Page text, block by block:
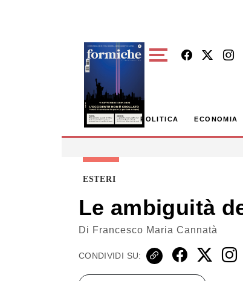
POLITICA ECONOMIA
ESTERI
Le ambiguità
Di Francesco Maria Cannatà
CONDIVIDI SU: